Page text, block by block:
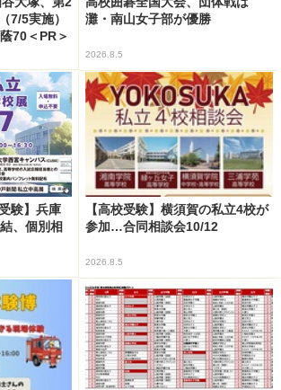
7/5実施）
70＜PR＞
灘・南山女子部が優勝
2026.8.5
験】兵庫
、個別相
【高校受験】横須賀の私立4校が
参加…合同相談会10/12
2026.8.5